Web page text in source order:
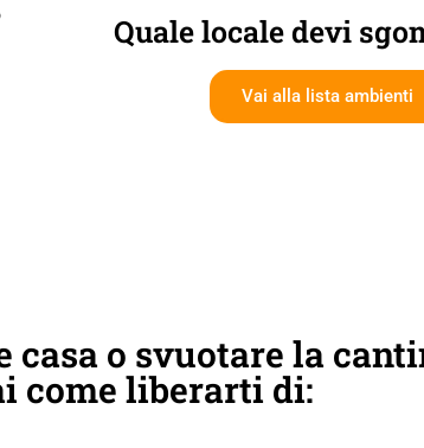
Quale locale devi
Vai alla lista ambienti
casa o svuotare la
come liberarti di: